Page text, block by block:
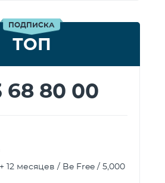
ПОДПИСКА
ТОП
68 80 00
+ 12 месяцев / Be Free / 5,000